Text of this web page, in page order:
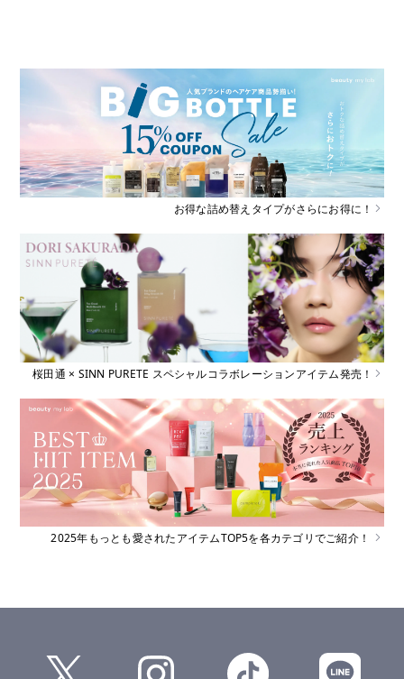
お得な詰め替えタイプがさらにお得に！
桜田通 × SINN PURETE スペシャルコラボレーションアイテム発売！
2025年もっとも愛されたアイテムTOP5を各カテゴリでご紹介！